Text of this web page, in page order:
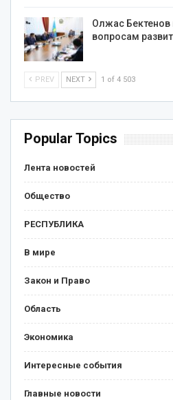
Олжас
вопросам
PREV NEXT 1 of 4 503
Popular Topics
Лента новостей
Общество
РЕСПУБЛИКА
В мире
Закон и Право
Область
Экономика
Интересные события
Главные новости